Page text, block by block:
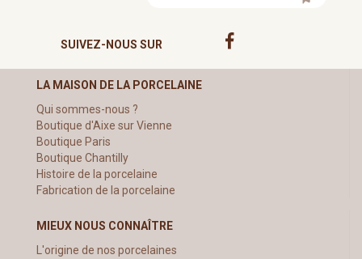
SUIVEZ-NOUS SUR
LA MAISON DE LA PORCELAINE
Qui sommes-nous ?
Boutique d'Aixe sur Vienne
Boutique Paris
Boutique Chantilly
Histoire de la porcelaine
Fabrication de la porcelaine
MIEUX NOUS CONNAÎTRE
L'origine de nos porcelaines